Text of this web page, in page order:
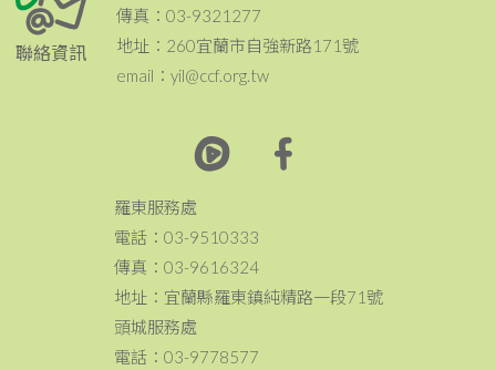
聯絡資訊
傳真：03-9321277
地址：260宜蘭市自強新路171號
email：yil@ccf.org.tw
羅東服務處
電話：03-9510333
傳真：03-9616324
地址：宜蘭縣羅東鎮純精路一段71號
頭城服務處
電話：03-9778577